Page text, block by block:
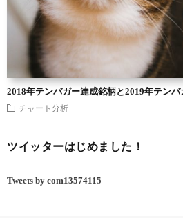
2018年テンバガー達成銘柄と2019年テン
チャート分析
ツイッターはじめました！
Tweets by com13574115